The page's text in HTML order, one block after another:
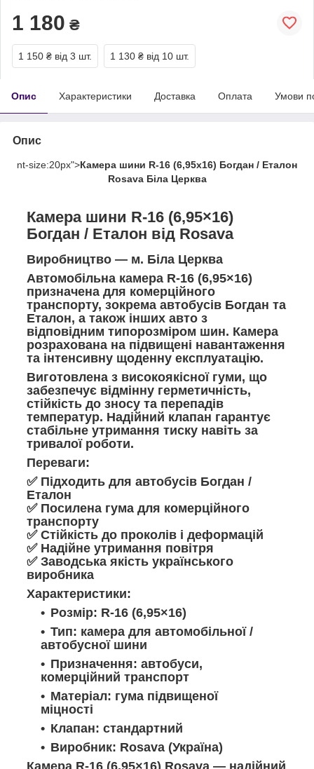
1 180 ₴
1 150 ₴ від 3 шт. 1 130 ₴ від 10 шт.
Опис Характеристики Доставка Оплата Умови
Опис
nt-size:20px">Камера шини R-16 (6,95х16) Богдан / Еталон
Rosava Біла Церква
Камера шини R-16 (6,95×16)
Богдан / Еталон від Rosava
Виробництво — м. Біла Церква
Автомобільна камера R-16 (6,95×16)
призначена для комерційного
транспорту, зокрема автобусів Богдан та
Еталон, а також інших авто з
відповідним типорозміром шин. Камера
розрахована на підвищені навантаження
та інтенсивну щоденну експлуатацію.
Виготовлена з високоякісної гуми, що
забезпечує відмінну герметичність,
стійкість до зносу та перепадів
температур. Надійний клапан гарантує
стабільне утримання тиску навіть за
тривалої роботи.
Переваги:
✅ Підходить для автобусів Богдан /
Еталон
✅ Посилена гума для комерційного
транспорту
✅ Стійкість до проколів і деформацій
✅ Надійне утримання повітря
✅ Заводська якість українського
виробника
Характеристики:
Розмір: R-16 (6,95×16)
Тип: камера для автомобільної /
автобусної шини
Призначення: автобуси,
комерційний транспорт
Матеріал: гума підвищеної
міцності
Клапан: стандартний
Виробник: Rosava (Україна)
Камера R-16 (6,95×16) Rosava — надійний